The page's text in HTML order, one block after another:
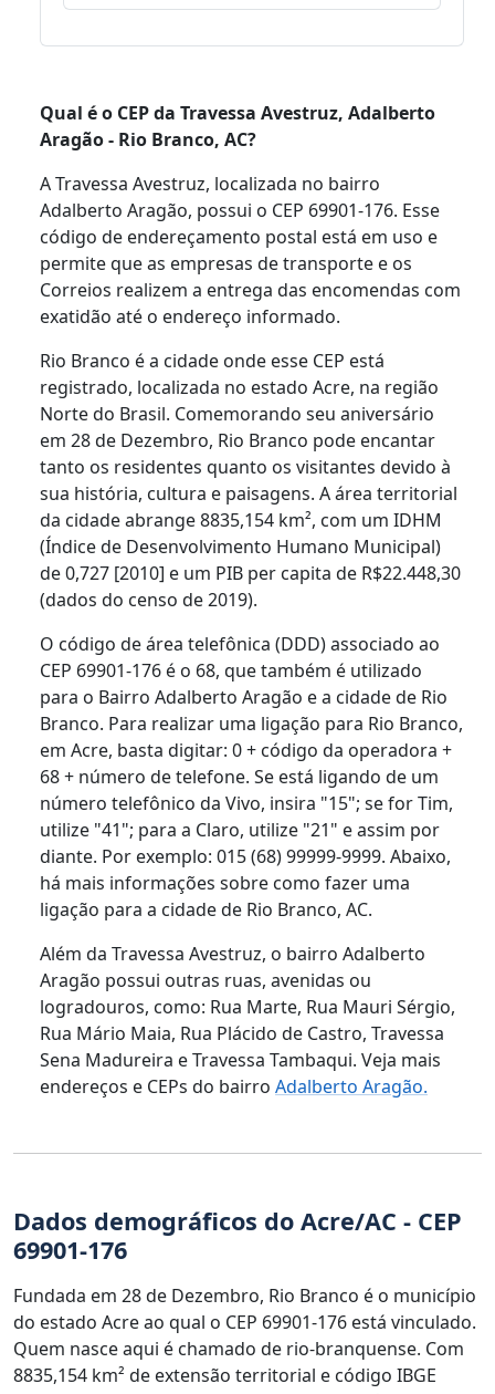
Qual é o CEP da Travessa Avestruz, Adalberto
Aragão - Rio Branco, AC?
A Travessa Avestruz, localizada no bairro
Adalberto Aragão, possui o CEP 69901-176. Esse
código de endereçamento postal está em uso e
permite que as empresas de transporte e os
Correios realizem a entrega das encomendas com
exatidão até o endereço informado.
Rio Branco é a cidade onde esse CEP está
registrado, localizada no estado Acre, na região
Norte do Brasil. Comemorando seu aniversário
em 28 de Dezembro, Rio Branco pode encantar
tanto os residentes quanto os visitantes devido à
sua história, cultura e paisagens. A área territorial
da cidade abrange 8835,154 km², com um IDHM
(Índice de Desenvolvimento Humano Municipal)
de 0,727 [2010] e um PIB per capita de R$22.448,30
(dados do censo de 2019).
O código de área telefônica (DDD) associado ao
CEP 69901-176 é o 68, que também é utilizado
para o Bairro Adalberto Aragão e a cidade de Rio
Branco. Para realizar uma ligação para Rio Branco,
em Acre, basta digitar: 0 + código da operadora +
68 + número de telefone. Se está ligando de um
número telefônico da Vivo, insira "15"; se for Tim,
utilize "41"; para a Claro, utilize "21" e assim por
diante. Por exemplo: 015 (68) 99999-9999. Abaixo,
há mais informações sobre como fazer uma
ligação para a cidade de Rio Branco, AC.
Além da Travessa Avestruz, o bairro Adalberto
Aragão possui outras ruas, avenidas ou
logradouros, como: Rua Marte, Rua Mauri Sérgio,
Rua Mário Maia, Rua Plácido de Castro, Travessa
Sena Madureira e Travessa Tambaqui. Veja mais
endereços e CEPs do bairro Adalberto Aragão.
Dados demográficos do Acre/AC - CEP
69901-176
Fundada em 28 de Dezembro, Rio Branco é o município
do estado Acre ao qual o CEP 69901-176 está vinculado.
Quem nasce aqui é chamado de rio-branquense. Com
8835,154 km² de extensão territorial e código IBGE